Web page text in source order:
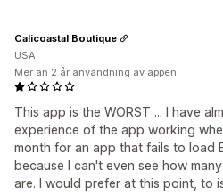
This app is the WORST ... I have
experience of the app working
month for an app that fails to load
because I can't even see how
are. I would prefer at this point, to
Calicoastal Boutique
USA
Mer än 2 år användning av appen